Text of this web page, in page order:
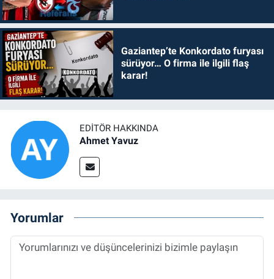
Gaziantep’te Konkordato furyası
sürüyor… O firma ile ilgili flaş
karar!
EDITÖR HAKKINDA
Ahmet Yavuz
Yorumlar